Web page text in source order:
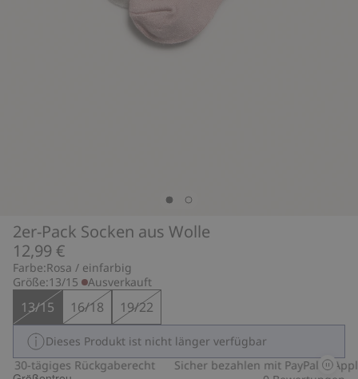
2er-Pack Socken aus Wolle
12,99 €
Farbe:Rosa / einfarbig
Größe:13/15 Ausverkauft
13/15 16/18 19/22
Dieses Produkt ist nicht länger verfügbar
30-tägiges Rückgaberecht
Sicher bezahlen mit PayPal & Apple